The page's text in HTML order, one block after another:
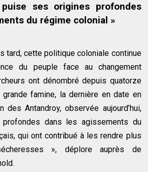
ses origines profondes
du régime colonial »
tard, cette politique coloniale continue
du peuple face au changement
ont dénombré depuis quatorze
famine, la dernière en date en
des Antandroy, observée aujourd’hui,
dans les agissements du
qui ont contribué à les rendre plus
», déplore auprès de